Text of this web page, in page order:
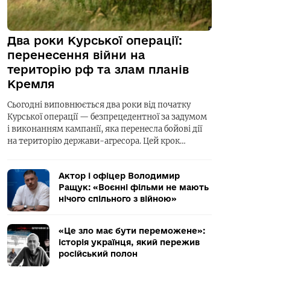
Два роки Курської операції:
перенесення війни на
територію рф та злам планів
Кремля
Сьогодні виповнюється два роки від початку
Курської операції — безпрецедентної за задумом
і виконанням кампанії, яка перенесла бойові дії
на територію держави-агресора. Цей крок…
Актор і офіцер Володимир
Ращук: «Воєнні фільми не мають
нічого спільного з війною»
«Це зло має бути переможене»:
історія українця, який пережив
російський полон